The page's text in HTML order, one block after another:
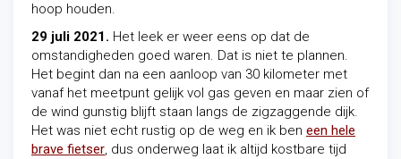
hoop houden.
29 juli 2021. Het leek er weer eens op dat de
omstandigheden goed waren. Dat is niet te plannen.
Het begint dan na een aanloop van 30 kilometer met
vanaf het meetpunt gelijk vol gas geven en maar zien of
de wind gunstig blijft staan langs de zigzaggende dijk.
Het was niet echt rustig op de weg en ik ben een hele
brave fietser, dus onderweg laat ik altijd kostbare tijd